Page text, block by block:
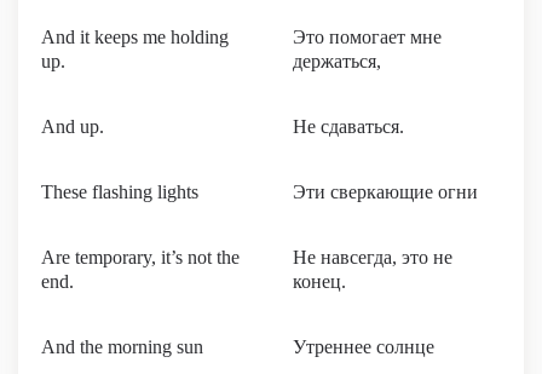
And it keeps me holding
up.
Это помогает мне
держаться,
And up. Не сдаваться.
These flashing lights Эти сверкающие огни
Are temporary, it’s not the
end.
Не навсегда, это не
конец.
And the morning sun Утреннее солнце